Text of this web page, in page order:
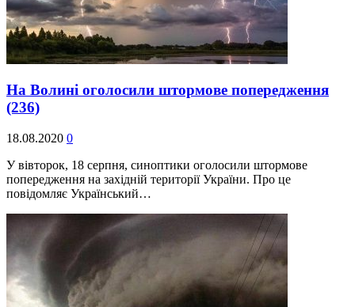
На Волині оголосили штормове попередження
(236)
18.08.2020 0
У вівторок, 18 серпня, синоптики оголосили штормове
попередження на західній території України. Про це
повідомляє Український…